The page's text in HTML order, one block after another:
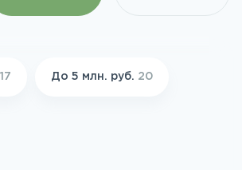
17 До 5 млн. руб. 20